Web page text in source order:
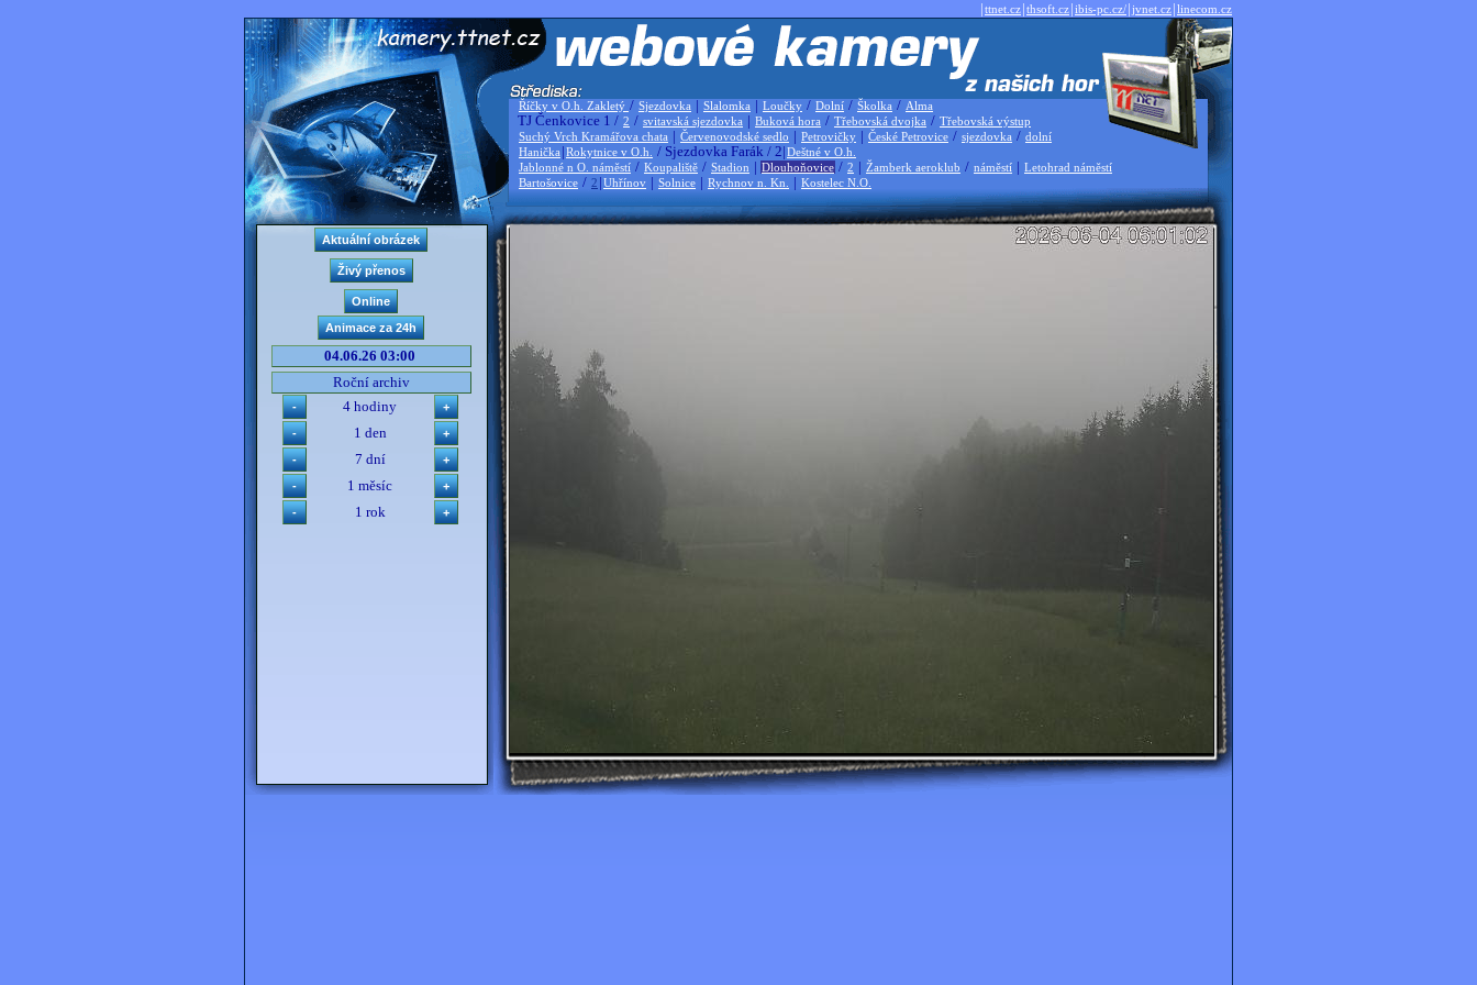
|ttnet.cz|thsoft.cz|ibis-pc.cz/|jvnet.cz|linecom.cz
Říčky v O.h. Zakletý / Sjezdovka | Slalomka | Loučky / Dolní / Školka / Alma
TJ Čenkovice 1 / 2 / svitavská sjezdovka | Buková hora / Třebovská dvojka / Třebovská výstup
Suchý Vrch Kramářova chata | Červenovodské sedlo | Petrovičky | České Petrovice / sjezdovka / dolní
Hanička |Rokytnice v O.h. / Sjezdovka Farák / 2|Deštné v O.h.
Jablonné n O. náměstí / Koupaliště / Stadion | Dlouhoňovice / 2 | Žamberk aeroklub / náměstí | Letohrad náměstí
Bartošovice / 2 |Uhřínov | Solnice | Rychnov n. Kn. | Kostelec N.O.
04.06.26 03:00
Roční archiv
4 hodiny
1 den
7 dní
1 měsíc
1 rok